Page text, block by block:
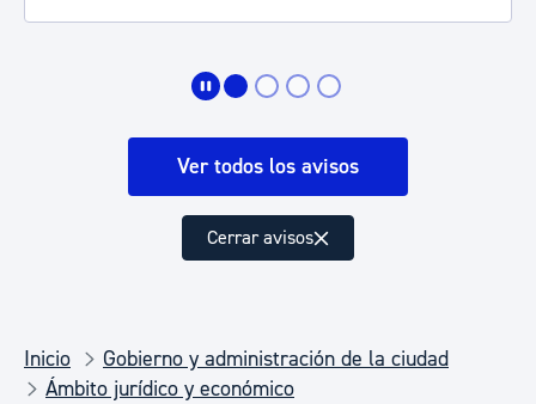
Ver todos los avisos
Cerrar avisos
Inicio
Gobierno y administración de la ciudad
Ámbito jurídico y económico